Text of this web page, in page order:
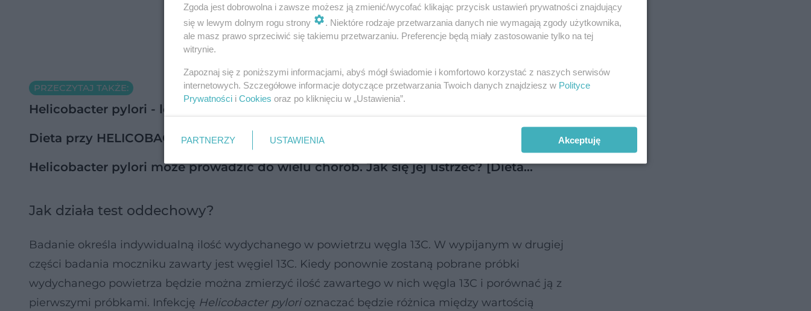
PRZECZYTAJ TAKŻE:
Helicobacter pylori - leczenie. Jak się pozbyć bakterii H. pylori z organizmu?
Dieta przy HELICOBACTER PYLORI: produkty wskazane i zakazane
Helicobacter pylori może prowadzić do wielu chorób. Jak się jej ustrzec? [Dieta…
Jak działa test oddechowy?
Badanie określa indywidualną ilość wydychanego w powietrzu węgla 13C. W wypijanym w drugiej
części badania moczniku zawarty jest węgiel 13C. Kiedy ponownie zostaną pobrane próbki
wydychanego powietrza będzie można zmierzyć ilość zawartego w nich węgla 13C i porównać ją z
pierwszymi próbkami. Infekcję Helicobacter pylorioznaczać będzie różnica między wartością
Zgoda jest dobrowolna i zawsze możesz ją zmienić/wycofać klikając przycisk ustawień prywatności znajdujący
się w lewym dolnym rogu strony
. Niektóre rodzaje przetwarzania danych nie wymagają zgody użytkownika,
ale masz prawo sprzeciwić się takiemu przetwarzaniu. Preferencje będą miały zastosowanie tylko na tej
witrynie.
Zapoznaj się z poniższymi informacjami, abyś mógł świadomie i komfortowo korzystać z naszych serwisów
internetowych. Szczegółowe informacje dotyczące przetwarzania Twoich danych znajdziesz w Polityce
Prywatności i Cookies oraz po kliknięciu w „Ustawienia”.
PARTNERZY USTAWIENIA Akceptuję